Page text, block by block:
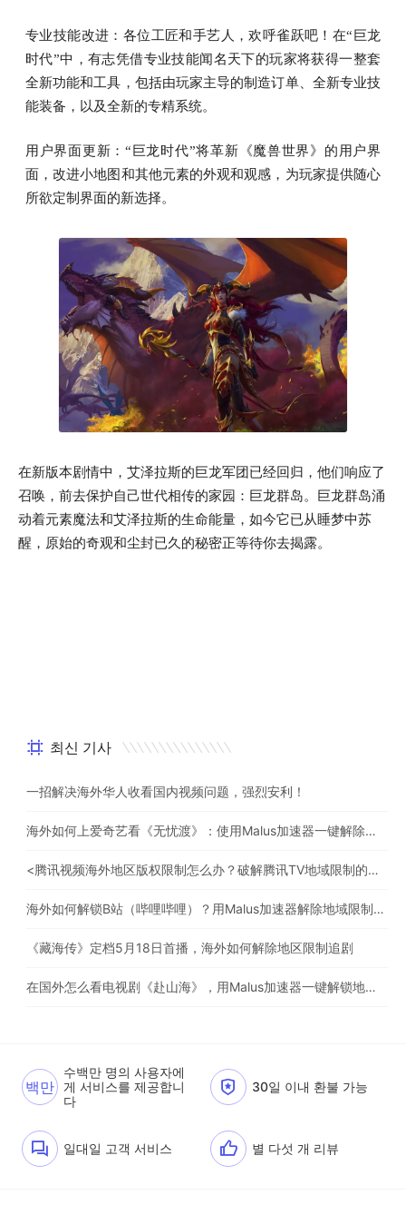
专业技能改进：各位工匠和手艺人，欢呼雀跃吧！在“巨龙
时代”中，有志凭借专业技能闻名天下的玩家将获得一整套
全新功能和工具，包括由玩家主导的制造订单、全新专业技
能装备，以及全新的专精系统。
用户界面更新：“巨龙时代”将革新《魔兽世界》的用户界
面，改进小地图和其他元素的外观和观感，为玩家提供随心
所欲定制界面的新选择。
在新版本剧情中，艾泽拉斯的巨龙军团已经回归，他们响应了
召唤，前去保护自己世代相传的家园：巨龙群岛。巨龙群岛涌
动着元素魔法和艾泽拉斯的生命能量，如今它已从睡梦中苏
醒，原始的奇观和尘封已久的秘密正等待你去揭露。
최신 기사
一招解决海外华人收看国内视频问题，强烈安利！
海外如何上爱奇艺看《无忧渡》：使用Malus加速器一键解除地域限制
<腾讯视频海外地区版权限制怎么办？破解腾讯TV地域限制的办法>
海外如何解锁B站（哔哩哔哩）？用Malus加速器解除地域限制，一键流畅追番
《藏海传》定档5月18日首播，海外如何解除地区限制追剧
在国外怎么看电视剧《赴山海》，用Malus加速器一键解锁地区限制
백만
수백만 명의 사용자에
게 서비스를 제공합니
다
30일 이내 환불 가능
일대일 고객 서비스 별 다섯 개 리뷰